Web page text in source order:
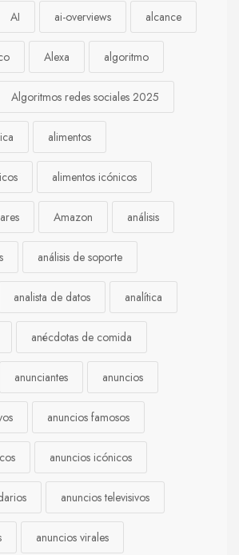
AI ai-overviews alcance
Alexa algoritmo
Algoritmos redes sociales 2025
alimentos
alimentos icónicos
Amazon análisis
análisis de soporte
analista de datos analítica
anécdotas de comida
anunciantes anuncios
anuncios famosos
anuncios icónicos
anuncios televisivos
anuncios virales